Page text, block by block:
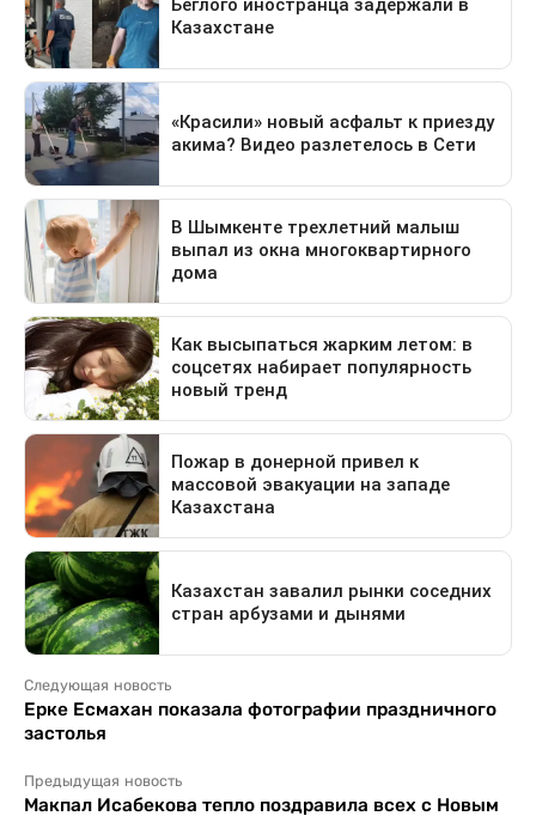
Следующая новость
Ерке Есмахан показала фотографии праздничного
застолья
Предыдущая новость
Макпал Исабекова тепло поздравила всех с Новым